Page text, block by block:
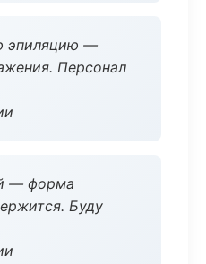
эпиляцию —
Персонал
— форма
Буду